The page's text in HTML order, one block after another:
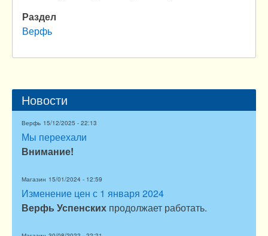
Раздел
Верфь
Новости
Верфь 15/12/2025 - 22:13
Мы переехали
Внимание!
Магазин 15/01/2024 - 12:59
Изменение цен с 1 января 2024
Верфь Успенских продолжает работать.